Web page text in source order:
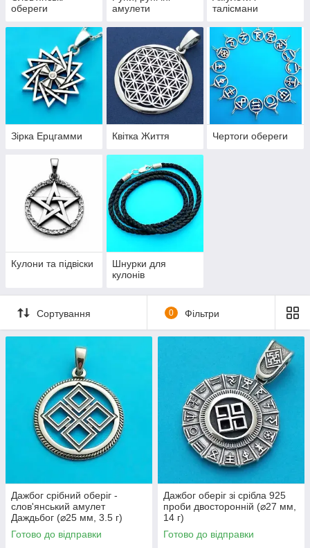
обереги
амулети
талісмани
Зірка Ерцгамми Квітка Життя Чертоги обереги
Кулони та підвіски
Шнурки для
кулонів
Сортування 0 Фільтри
Дажбог срібний оберіг -
слов'янський амулет
Даждьбог (⌀25 мм, 3.5 г)
Готово до відправки
Дажбог оберіг зі срібла 925
проби двосторонній (⌀27 мм,
14 г)
Готово до відправки